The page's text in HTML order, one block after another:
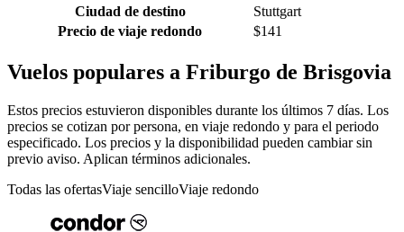
Ciudad de destino
Stuttgart
Precio de viaje redondo
$141
Vuelos populares a Friburgo de Brisgovia
Estos precios estuvieron disponibles durante los últimos 7 días. Los
precios se cotizan por persona, en viaje redondo y para el periodo
especificado. Los precios y la disponibilidad pueden cambiar sin
previo aviso. Aplican términos adicionales.
Todas las ofertasViaje sencilloViaje redondo